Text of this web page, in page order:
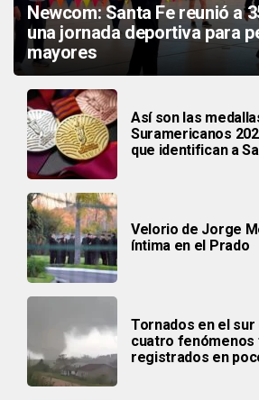
Newcom: Santa Fe reunió a
una jornada deportiva para
mayores
Así son las
Suramericanos
que identifican a
Velorio de Jorge
íntima en el Prado
Tornados en el sur
cuatro fenómenos
registrados en